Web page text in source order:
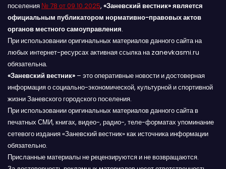
поселения № 78 от 09.10.2025, «Заневский вестник» является
официальным публикатором нормативно-правовых актов
органов местного самоуправления.
При использовании оригинальных материалов данного сайта на
любых интернет-ресурсах активная ссылка на zanevkasmi.ru
обязательна.
«Заневский вестник» – это оперативные новости и достоверная
информация о социально-экономической, культурной и спортивной
жизни Заневского городского поселения.
При использовании оригинальных материалов данного сайта в
печатных СМИ, книгах, видео-, радио-, теле-форматах упоминание
сетевого издания «Заневский вестник» как источника информации
обязательно.
Присланные материалы не рецензируются и не возвращаются.